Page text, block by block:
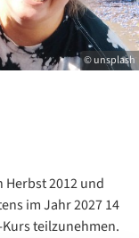
© unsplash
2012 und
im Jahr 2027 14
teilzunehmen.